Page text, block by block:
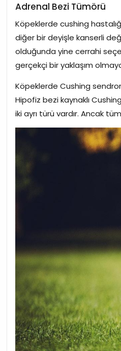
Adrenal Bezi Tümörü
Köpeklerde cushing
diğer bir deyişle kanserli
olduğunda yine cerrahi
gerçekçi bir yaklaşım
Köpeklerde Cushing
Hipofiz bezi kaynaklı
iki ayrı türü vardır. Ancak